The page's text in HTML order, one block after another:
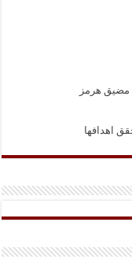
مضيق هرمز
اهدافها